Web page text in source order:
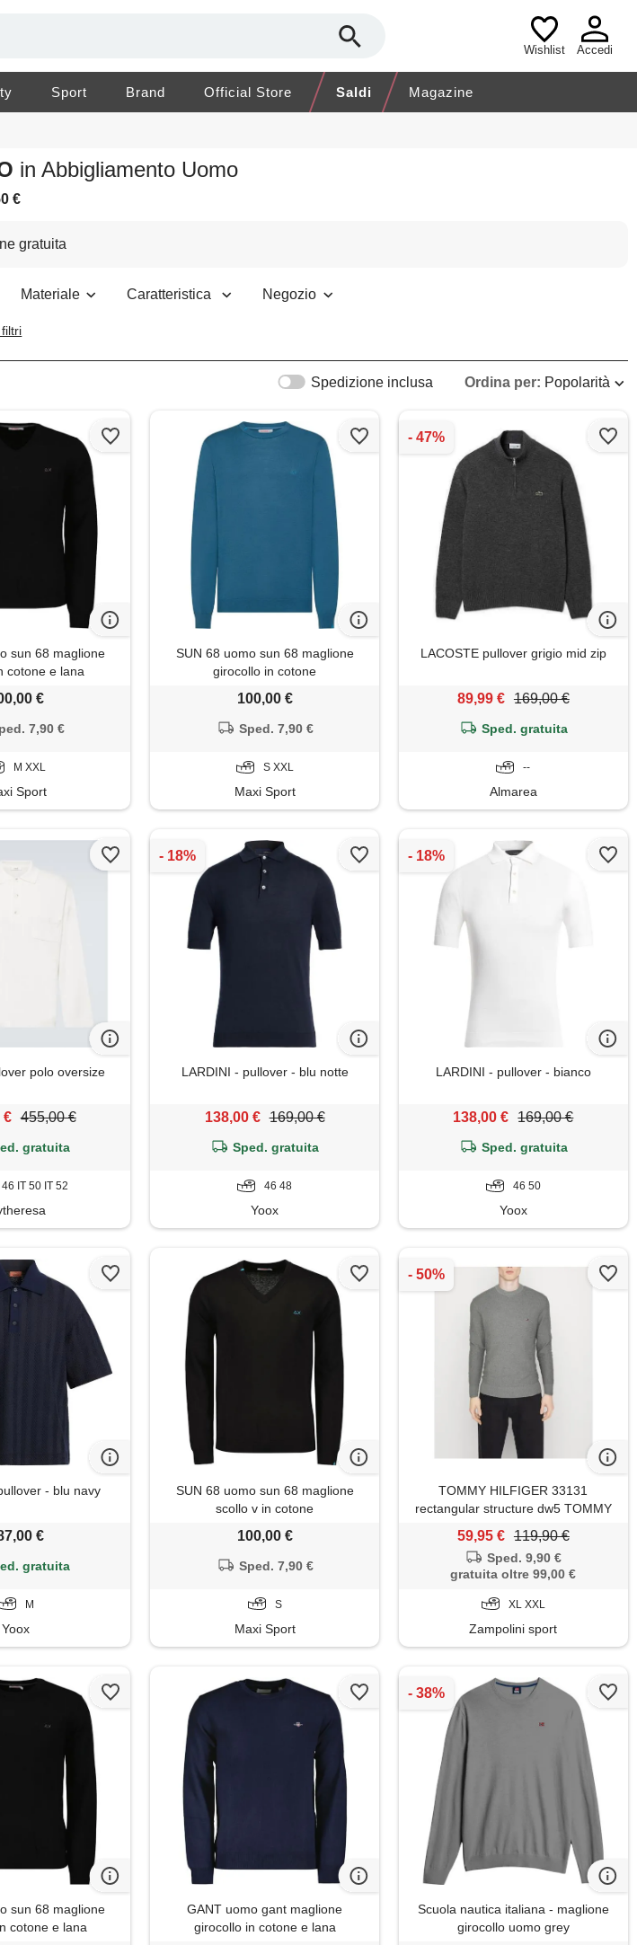
Wishlist Accedi
Sport Brand Official Store Saldi Magazine
in Abbigliamento Uomo
€
gratuita
Materiale Caratteristica Negozio
Ordina per: Popolarità
Spedizione inclusa
sun 68 maglione
cotone e lana
€
7,90 €
M XXL
Sport
SUN 68 uomo sun 68 maglione
girocollo in cotone
100,00 €
Sped. 7,90 €
S XXL
Maxi Sport
LACOSTE pullover grigio mid zip
89,99 € 169,00 €
Sped. gratuita
--
Almarea
polo oversize
€ 455,00 €
gratuita
46 IT 50 IT 52
LARDINI - pullover - blu notte
138,00 € 169,00 €
Sped. gratuita
46 48
Yoox
LARDINI - pullover - bianco
138,00 € 169,00 €
Sped. gratuita
46 50
Yoox
- blu navy
€
gratuita
M
Yoox
SUN 68 uomo sun 68 maglione
scollo v in cotone
100,00 €
Sped. 7,90 €
S
Maxi Sport
TOMMY HILFIGER 33131
rectangular structure dw5 TOMMY
59,95 € 119,90 €
Sped. 9,90 €
gratuita oltre 99,00 €
XL XXL
Zampolini sport
sun 68 maglione
cotone e lana
GANT uomo gant maglione
girocollo in cotone e lana
Scuola nautica italiana - maglione
girocollo uomo grey